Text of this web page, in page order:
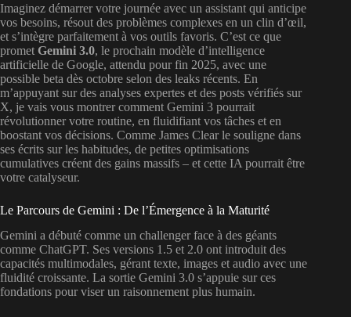
Imaginez démarrer votre journée avec un assistant qui anticipe
vos besoins, résout des problèmes complexes en un clin d’œil,
et s’intègre parfaitement à vos outils favoris. C’est ce que
promet Gemini 3.0, le prochain modèle d’intelligence
artificielle de Google, attendu pour fin 2025, avec une
possible beta dès octobre selon des leaks récents. En
m’appuyant sur des analyses expertes et des posts vérifiés sur
X, je vais vous montrer comment Gemini 3 pourrait
révolutionner votre routine, en fluidifiant vos tâches et en
boostant vos décisions. Comme James Clear le souligne dans
ses écrits sur les habitudes, de petites optimisations
cumulatives créent des gains massifs – et cette IA pourrait être
votre catalyseur.
Le Parcours de Gemini : De l’Émergence à la Maturité
Gemini a débuté comme un challenger face à des géants
comme ChatGPT. Ses versions 1.5 et 2.0 ont introduit des
capacités multimodales, gérant texte, images et audio avec une
fluidité croissante. La sortie Gemini 3.0 s’appuie sur ces
fondations pour viser un raisonnement plus humain.